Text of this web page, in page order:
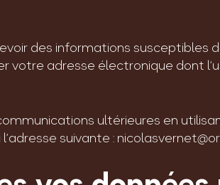
des informations susceptibles
votre adresse électronique dont
ultérieures en
suivante :